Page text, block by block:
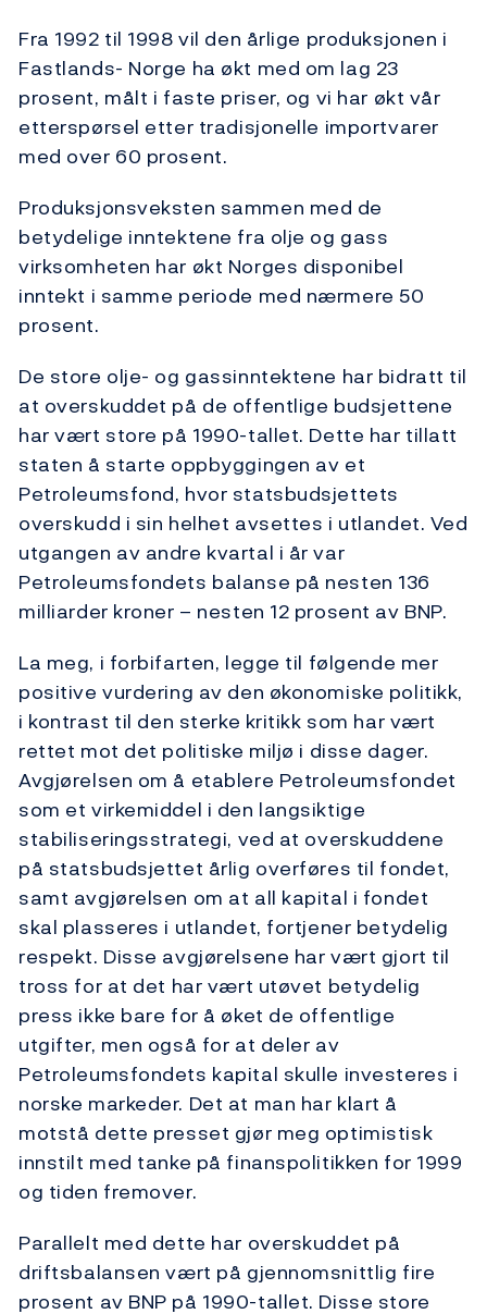
Fra 1992 til 1998 vil den årlige produksjonen i
Fastlands- Norge ha økt med om lag 23
prosent, målt i faste priser, og vi har økt vår
etterspørsel etter tradisjonelle importvarer
med over 60 prosent.
Produksjonsveksten sammen med de
betydelige inntektene fra olje og gass
virksomheten har økt Norges disponibel
inntekt i samme periode med nærmere 50
prosent.
De store olje- og gassinntektene har bidratt til
at overskuddet på de offentlige budsjettene
har vært store på 1990-tallet. Dette har tillatt
staten å starte oppbyggingen av et
Petroleumsfond, hvor statsbudsjettets
overskudd i sin helhet avsettes i utlandet. Ved
utgangen av andre kvartal i år var
Petroleumsfondets balanse på nesten 136
milliarder kroner – nesten 12 prosent av BNP.
La meg, i forbifarten, legge til følgende mer
positive vurdering av den økonomiske politikk,
i kontrast til den sterke kritikk som har vært
rettet mot det politiske miljø i disse dager.
Avgjørelsen om å etablere Petroleumsfondet
som et virkemiddel i den langsiktige
stabiliseringsstrategi, ved at overskuddene
på statsbudsjettet årlig overføres til fondet,
samt avgjørelsen om at all kapital i fondet
skal plasseres i utlandet, fortjener betydelig
respekt. Disse avgjørelsene har vært gjort til
tross for at det har vært utøvet betydelig
press ikke bare for å øket de offentlige
utgifter, men også for at deler av
Petroleumsfondets kapital skulle investeres i
norske markeder. Det at man har klart å
motstå dette presset gjør meg optimistisk
innstilt med tanke på finanspolitikken for 1999
og tiden fremover.
Parallelt med dette har overskuddet på
driftsbalansen vært på gjennomsnittlig fire
prosent av BNP på 1990-tallet. Disse store